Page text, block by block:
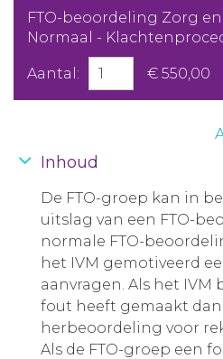
FTO-beoordeling Zorg
Normaal -
Aantal: € 550,00
Inhoud
De FTO-groep kan in
uitslag van een FTO-
normale FTO-
het IVM gemotiveerd
aanvragen. Als het
fout heeft gemaakt
herbeoordeling voor
Als de FTO-groep een